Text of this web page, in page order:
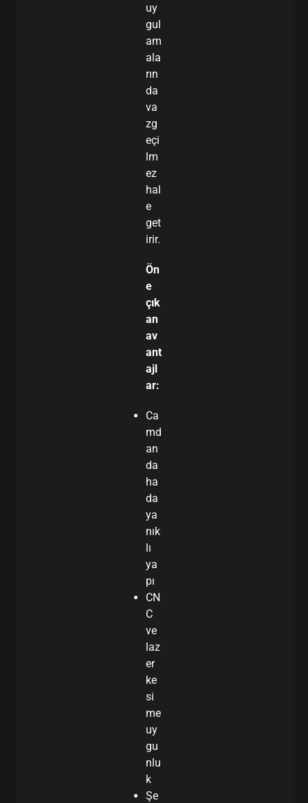
uy
gul
am
ala
rın
da
va
zg
eçi
lm
ez
hal
e
get
irir.
Ön
e
çık
an
av
ant
ajl
ar:
Ca
md
an
da
ha
da
ya
nık
lı
ya
pı
CN
C
ve
laz
er
ke
si
me
uy
gu
nlu
k
Şe